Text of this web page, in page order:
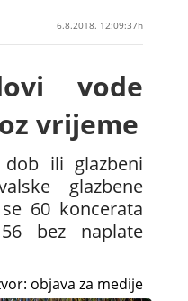
6.8.2018. 12:09:37h
vode
vrijeme
ili glazbeni
glazbene
60 koncerata
bez naplate
objava za medije